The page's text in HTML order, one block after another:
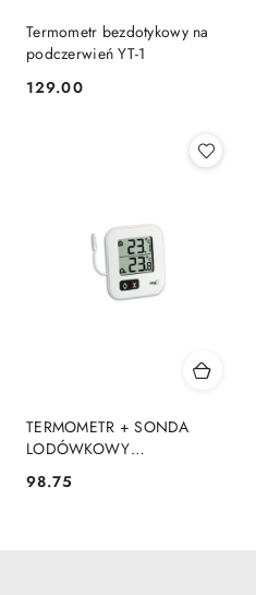
Termometr bezdotykowy na
podczerwień YT-1
Cena:
129.00
TERMOMETR + SONDA
LODÓWKOWY
Cena:
98.75